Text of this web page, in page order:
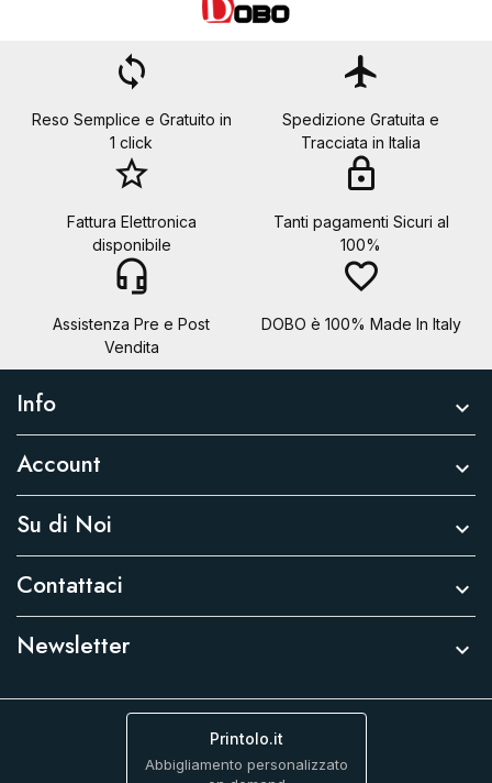
loop
Reso Semplice e Gratuito in
1 click
flight
Spedizione Gratuita e
Tracciata in Italia
star_border
Fattura Elettronica
disponibile
lock
Tanti pagamenti Sicuri al
100%
headset_mic
Assistenza Pre e Post
Vendita
favorite_border
DOBO è 100% Made In Italy
Info 
Account 
Su di Noi 
Contattaci 
Newsletter 
Printolo.it
Abbigliamento personalizzato